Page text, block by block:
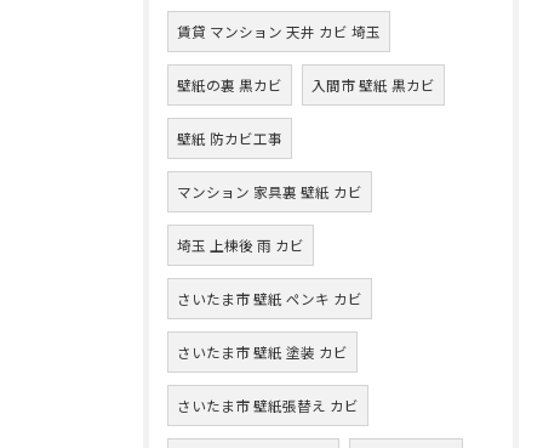
賃貸 マンション 天井 カビ 埼玉
壁紙の裏 黒カビ 入間市 壁紙 黒カビ
壁紙 防カビ工事
マンション 家具裏 壁紙 カビ
埼玉 上棟後 雨 カビ
さいたま市 壁紙 ペンキ カビ
さいたま市 壁紙 塗装 カビ
さいたま市 壁紙張替え カビ